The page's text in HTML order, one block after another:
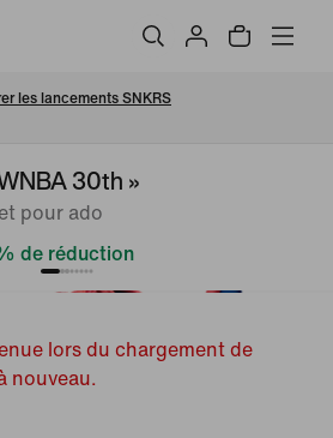
les lancements SNKRS
30th »
pour ado
de réduction
lors du chargement de
nouveau.